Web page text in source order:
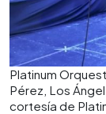
Platinum
Pérez, Los
cortesía de